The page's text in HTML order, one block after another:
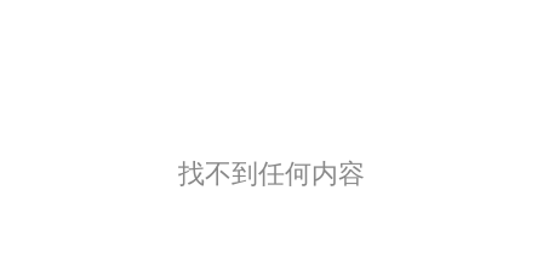
找不到任何内容